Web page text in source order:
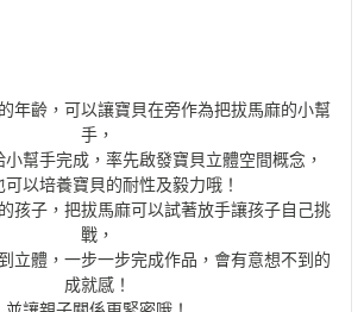
年齡，可以讓寶貝在旁作為把拔馬麻的小幫
手，
幫手完成，率先啟發寶貝立體空間概念，
可以培養寶貝的耐性及毅力哦！
孩子，把拔馬麻可以試著放手讓孩子自己挑
戰，
立體，一步一步完成作品，會有意想不到的
成就感！